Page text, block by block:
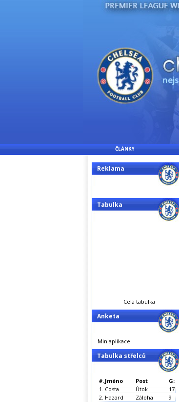
ČLÁNKY
Reklama
Tabulka
Celá tabulka
Anketa
Miniaplikace
Tabulka střelců
#.Jméno Post
G:
1. Costa Útok
17
2. Hazard Záloha
9